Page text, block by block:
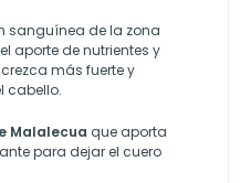
sanguínea de la zona
aporte de nutrientes y
más fuerte y
cabello.
Malalecua que aporta
para dejar el cuero